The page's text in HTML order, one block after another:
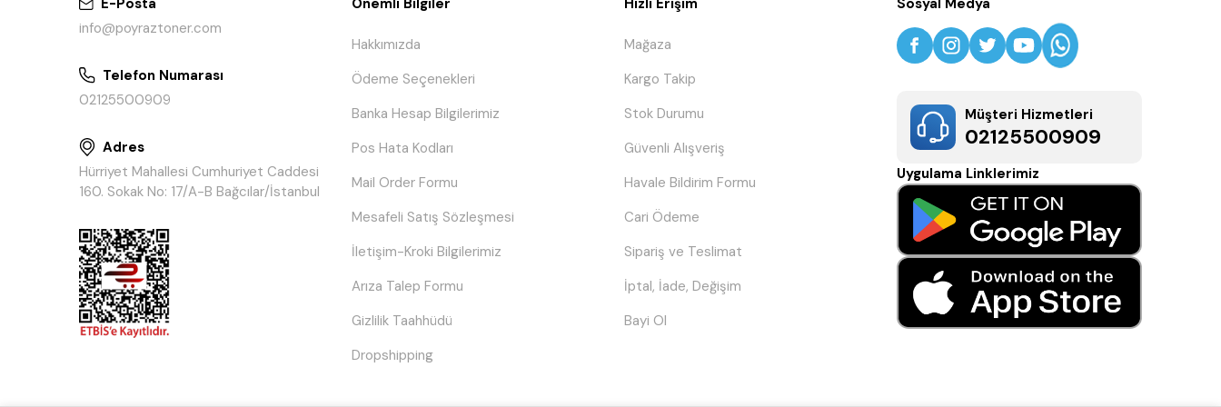
E-Posta
info@poyraztoner.com
Telefon Numarası
02125500909
Adres
Hürriyet Mahallesi Cumhuriyet Caddesi
160. Sokak No: 17/A-B Bağcılar/İstanbul
Önemli Bilgiler
Hakkımızda
Ödeme Seçenekleri
Banka Hesap Bilgilerimiz
Pos Hata Kodları
Mail Order Formu
Mesafeli Satış Sözleşmesi
İletişim-Kroki Bilgilerimiz
Arıza Talep Formu
Gizlilik Taahhüdü
Dropshipping
Hızlı Erişim
Mağaza
Kargo Takip
Stok Durumu
Güvenli Alışveriş
Havale Bildirim Formu
Cari Ödeme
Sipariş ve Teslimat
İptal, İade, Değişim
Bayi Ol
Sosyal Medya
Müşteri Hizmetleri
02125500909
Uygulama Linklerimiz